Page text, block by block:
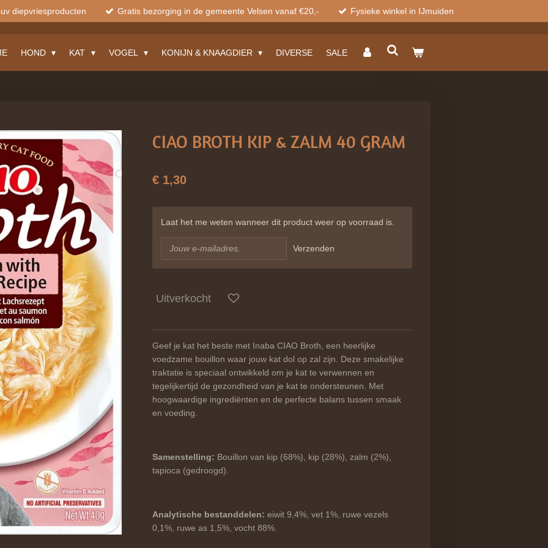
diepvriesproducten Gratis bezorging in de gemeente Velsen vanaf €20,- Fysieke winkel in IJmuiden
HOND KAT VOGEL KONIJN & KNAAGDIER DIVERSE SALE
CIAO BROTH KIP & ZALM 40 GRAM
€ 1,30
Laat het me weten wanneer dit product weer op voorraad is.
Verzenden
Uitverkocht
Geef je kat het beste met Inaba CIAO Broth, een heerlijke
voedzame bouillon waar jouw kat dol op zal zijn. Deze smakelijke
traktatie is speciaal ontwikkeld om je kat te verwennen en
tegelijkertijd de gezondheid van je kat te ondersteunen. Met
hoogwaardige ingrediënten en de perfecte balans tussen smaak
en voeding.
Samenstelling: Bouillon van kip (68%), kip (28%), zalm (2%),
tapioca (gedroogd).
Analytische bestanddelen: eiwit 9,4%, vet 1%, ruwe vezels
0,1%, ruwe as 1,5%, vocht 88%.